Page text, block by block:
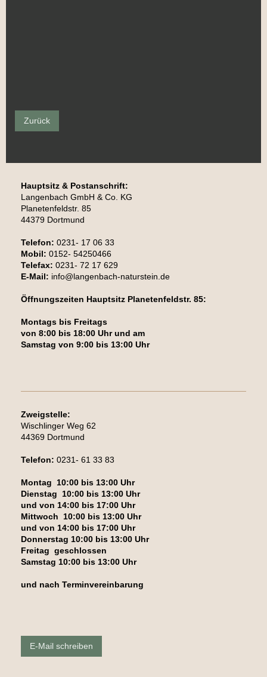
Zurück
Hauptsitz & Postanschrift:
Langenbach GmbH & Co. KG
Planetenfeldstr. 85
44379 Dortmund
Telefon: 0231- 17 06 33
Mobil: 0152- 54250466
Telefax: 0231- 72 17 629
E-Mail: info@langenbach-naturstein.de
Öffnungszeiten Hauptsitz Planetenfeldstr. 85:
Montags bis Freitags
von 8:00 bis 18:00 Uhr und am
Samstag von 9:00 bis 13:00 Uhr
Zweigstelle:
Wischlinger Weg 62
44369 Dortmund
Telefon: 0231- 61 33 83
Montag 10:00 bis 13:00 Uhr
Dienstag 10:00 bis 13:00 Uhr
und von 14:00 bis 17:00 Uhr
Mittwoch 10:00 bis 13:00 Uhr
und von 14:00 bis 17:00 Uhr
Donnerstag 10:00 bis 13:00 Uhr
Freitag geschlossen
Samstag 10:00 bis 13:00 Uhr
und nach Terminvereinbarung
E-Mail schreiben